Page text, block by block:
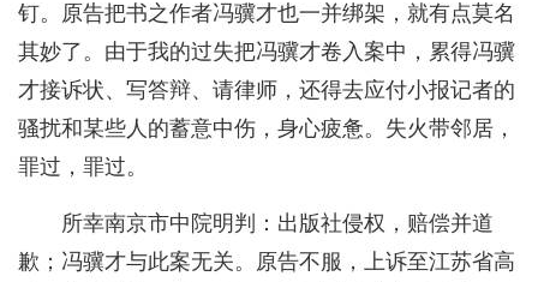
钉。原告把书之作者冯骥才也一并绑架，就有点莫名
其妙了。由于我的过失把冯骥才卷入案中，累得冯骥
才接诉状、写答辩、请律师，还得去应付小报记者的
骚扰和某些人的蓄意中伤，身心疲惫。失火带邻居，
罪过，罪过。
所幸南京市中院明判：出版社侵权，赔偿并道
歉；冯骥才与此案无关。原告不服，上诉至江苏省高